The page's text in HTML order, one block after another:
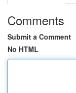
Comments
Submit a Comment
No HTML